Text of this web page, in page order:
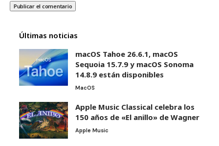
Últimas noticias
macOS Tahoe 26.6.1, macOS
Sequoia 15.7.9 y macOS Sonoma
14.8.9 están disponibles
MacOS
Apple Music Classical celebra los
150 años de «El anillo» de Wagner
Apple Music